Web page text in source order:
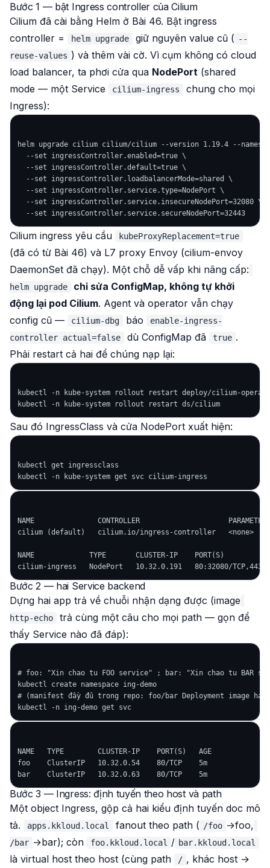
Bước 1 — bật Ingress controller của Cilium
Cilium đã cài bằng Helm ở Bài 46. Bật ingress
controller =
helm upgrade giữ nguyên value cũ ( --
reuse-values ) và thêm vài cờ. Vì cụm không có cloud
load balancer, ta phơi cửa qua NodePort (shared
mode — một Service
cilium-ingress
chung cho mọi
Ingress):
helm upgrade cilium cilium/cilium --version 1.19.4 --
  --set ingressController.enabled=true \
  --set ingressController.default=true \
  --set ingressController.loadbalancerMode=shared \
  --set ingressController.service.type=NodePort \
  --set ingressController.service.insecureNodePort=32080 \
Cilium ingress yêu cầu kubeProxyReplacement=true
(đã có từ Bài 46) và L7 proxy Envoy (cilium-envoy
DaemonSet đã chạy). Một chỗ dễ vấp khi nâng cấp:
helm upgrade
chỉ sửa ConfigMap, không tự khởi
động lại pod Cilium. Agent và operator vẫn chạy
config cũ —
cilium-dbg báo
enable-ingress-
controller actual=false
dù ConfigMap đã true .
Phải restart cả hai để chúng nạp lại:
kubectl -n kube-system rollout restart deploy/cilium-
Sau đó IngressClass và cửa NodePort xuất hiện:
kubectl get ingressclass
NAME               CONTROLLER
cilium (default)   cilium.io/ingress-controller   <none>
NAME             TYPE       CLUSTER-IP    PORT(S)
Bước 2 — hai Service backend
Dựng hai app trả về chuỗi nhận dạng được (image
http-echo
trả cùng một câu cho mọi path — gọn để
thấy Service nào đã đáp):
# foo: "Xin chao tu FOO service" ; bar: "Xin chao tu BAR
kubectl create namespace ing-demo
# (manifest đầy đủ trong repo: foo/bar Deployment image
NAME   TYPE        CLUSTER-IP    PORT(S)   AGE
foo    ClusterIP   10.32.0.54    80/TCP    5m
Bước 3 — Ingress: định tuyến theo host và path
Một object Ingress, gộp cả hai kiểu định tuyến doc mô
tả.
apps.kkloud.local fanout theo path ( /foo →foo,
/bar →bar); còn foo.kkloud.local / bar.kkloud.local
là virtual host theo host (cùng path / , khác host →